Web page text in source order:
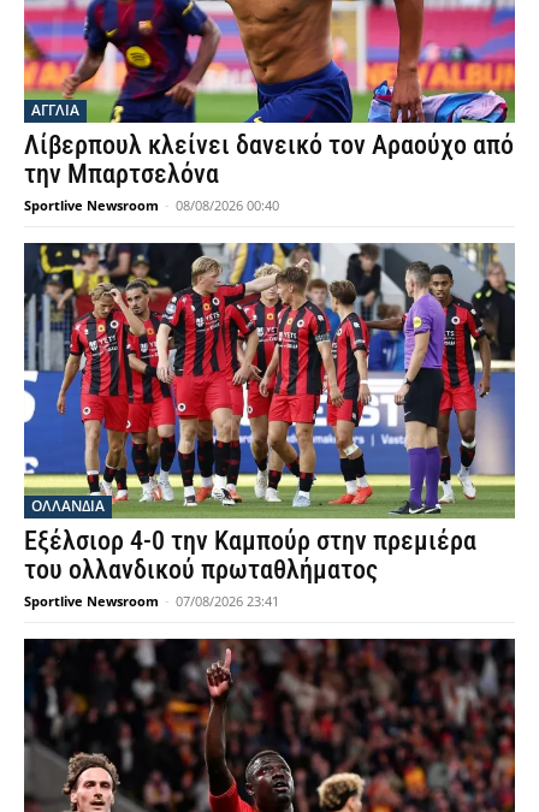
ΑΓΓΛΙΑ
Λίβερπουλ κλείνει δανεικό τον Αραούχο από
την Μπαρτσελόνα
Sportlive Newsroom - 08/08/2026 00:40
OΛΛΑΝΔΊΑ
Εξέλσιορ 4-0 την Καμπούρ στην πρεμιέρα
του ολλανδικού πρωταθλήματος
Sportlive Newsroom - 07/08/2026 23:41